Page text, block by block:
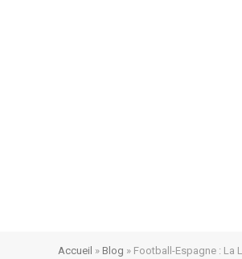
Accueil » Blog » Football-Espagne : La